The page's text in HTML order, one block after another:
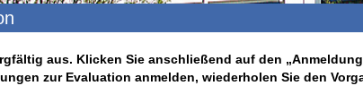
aus. Klicken Sie anschließend auf den
zur Evaluation anmelden, wiederholen Sie den